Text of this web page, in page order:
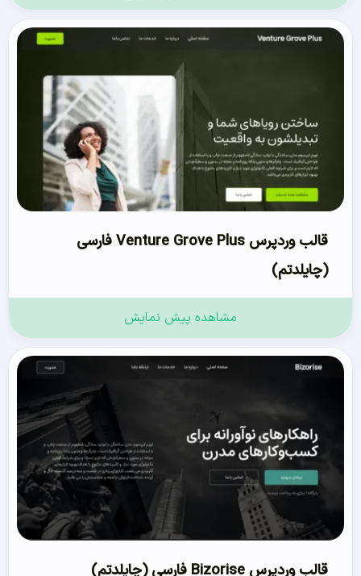
قالب وردپرس Venture Grove Plus فارسی
(چایلدتم)
مشاهده پیش نمایش
قالب وردپرس Bizorise فارسی (چایلدتم)